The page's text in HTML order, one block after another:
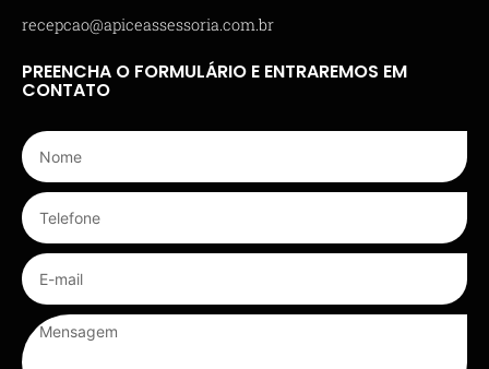
recepcao@apiceassessoria.com.br
PREENCHA O FORMULÁRIO E ENTRAREMOS EM
CONTATO